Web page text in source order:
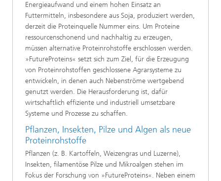
Energieaufwand und einem hohen Einsatz an
Futtermitteln, insbesondere aus Soja, produziert werden,
derzeit die Proteinquelle Nummer eins. Um Proteine
ressourcenschonend und nachhaltig zu erzeugen,
müssen alternative Proteinrohstoffe erschlossen werden.
»FutureProteins« setzt sich zum Ziel, für die Erzeugung
von Proteinrohstoffen geschlossene Agrarsysteme zu
entwickeln, in denen auch Nebenströme wertgebend
genutzt werden. Die Herausforderung ist, dafür
wirtschaftlich effiziente und industriell umsetzbare
Systeme und Prozesse zu schaffen.
Pflanzen, Insekten, Pilze und Algen als neue
Proteinrohstoffe
Pflanzen (z. B. Kartoffeln, Weizengras und Luzerne),
Insekten, filamentöse Pilze und Mikroalgen stehen im
Fokus der Forschung von »FutureProteins«. Neben einem